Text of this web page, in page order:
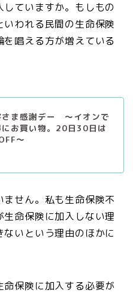
ていますか。もしもの
われる民間の生命保険
唱える方が増えている
さま感謝デー ～イオンで
にお買い物。20日30日は
～
せん。私も生命保険不
命保険に加入しない理
いという理由のほかに
保険に加入する必要が